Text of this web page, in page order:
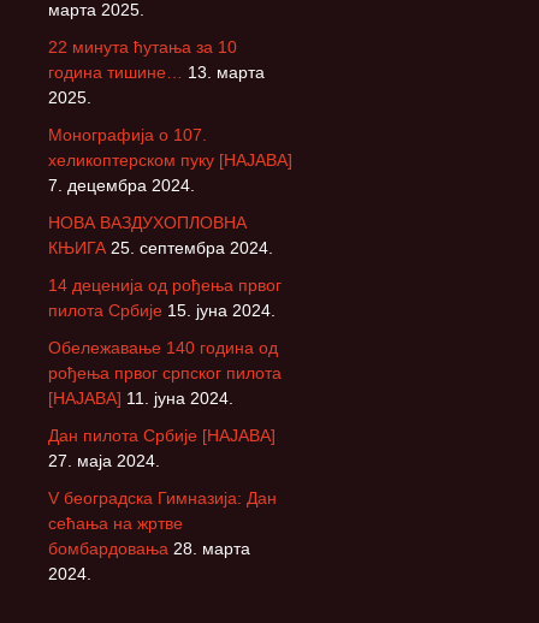
марта 2025.
22 минута ћутања за 10
година тишине…
13. марта
2025.
Монографија о 107.
хеликоптерском пуку [НАЈАВА]
7. децембра 2024.
НОВА ВАЗДУХОПЛОВНА
КЊИГА 25. септембра 2024.
14 деценија од рођења првог
пилота Србије 15. јуна 2024.
Обележавање 140 година од
рођења првог српског пилота
[НАЈАВА] 11. јуна 2024.
Дан пилота Србије [НАЈАВА]
27. маја 2024.
V београдска Гимназија: Дан
сећања на жртве
бомбардовања 28. марта
2024.